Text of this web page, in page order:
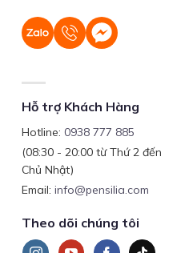
Hỗ trợ Khách Hàng
Hotline: 0938 777 885
(08:30 - 20:00 từ Thứ 2 đến
Chủ Nhật)
Email: info@pensilia.com
Theo dõi chúng tôi